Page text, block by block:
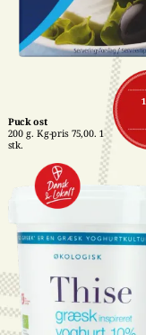
Puck ost
200 g. Kg-pris 75,00. 1
stk.